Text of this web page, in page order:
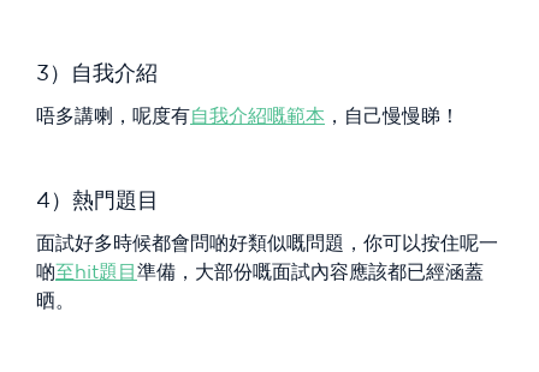
3）自我介紹
唔多講喇，呢度有自我介紹嘅範本 ，自己慢慢睇！
4）熱門題目
面試好多時候都會問啲好類似嘅問題，你可以按住呢一
啲至hit題目準備，大部份嘅面試內容應該都已經涵蓋
晒。